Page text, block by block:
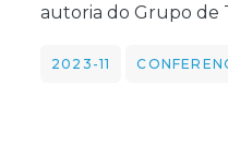
autoria do Grupo de
2023-11